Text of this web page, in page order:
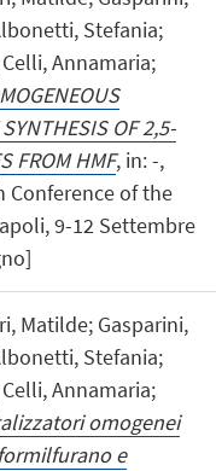
Stefania;
Annamaria;
OF 2,5-
FROM HMF, in: -,
Conference of the
9-12 Settembre
Matilde; Gasparini,
Stefania;
Annamaria;
omogenei
e